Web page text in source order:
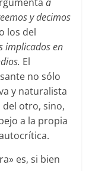
y decimos
los del
implicados en
El
no sólo
y naturalista
otro, sino,
a la propia
es, si bien